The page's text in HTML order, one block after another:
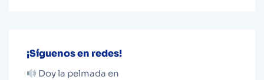
¡Síguenos en redes!
Doy la pelmada en